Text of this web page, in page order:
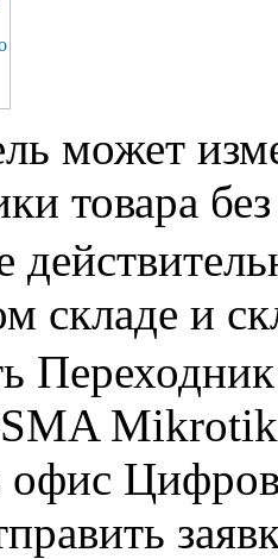
может
товара
складе и
офис